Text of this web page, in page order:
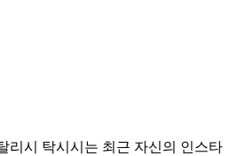
리시 탁시시는 최근 자신의 인스타